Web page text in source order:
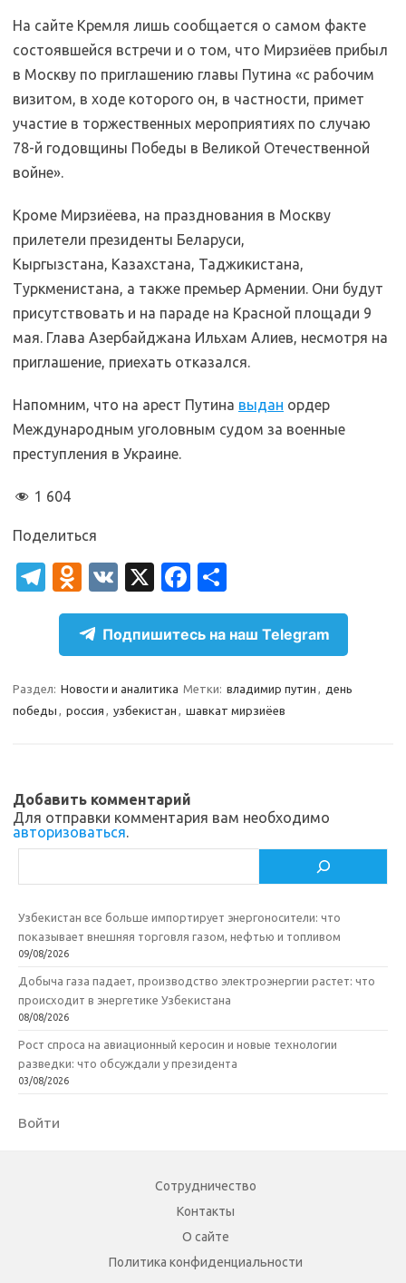
На сайте Кремля лишь сообщается о самом факте
состоявшейся встречи и о том, что Мирзиёев прибыл
в Москву по приглашению главы Путина «с рабочим
визитом, в ходе которого он, в частности, примет
участие в торжественных мероприятиях по случаю
78-й годовщины Победы в Великой Отечественной
войне».
Кроме Мирзиёева, на празднования в Москву
прилетели президенты Беларуси,
Кыргызстана, Казахстана, Таджикистана,
Туркменистана, а также премьер Армении. Они будут
присутствовать и на параде на Красной площади 9
мая. Глава Азербайджана Ильхам Алиев, несмотря на
приглашение, приехать отказался.
Напомним, что на арест Путина выдан ордер
Международным уголовным судом за военные
преступления в Украине.
1 604
Поделиться
T
el
gr
a
m
O
d
n
o
kl
as
i
V
K
X
Fa
c
e
b
o
o
т
п
р
а
в
ь
Подпишитесь на наш Telegram
Раздел: Новости и аналитика Метки: владимир путин , день
победы , россия , узбекистан , шавкат мирзиёев
Добавить комментарий
Для отправки комментария вам необходимо
авторизоваться.
Узбекистан все больше импортирует энергоносители: что
показывает внешняя торговля газом, нефтью и топливом
09/08/2026
Добыча газа падает, производство электроэнергии растет: что
происходит в энергетике Узбекистана
08/08/2026
Рост спроса на авиационный керосин и новые технологии
разведки: что обсуждали у президента
03/08/2026
Войти
Сотрудничество
Контакты
О сайте
Политика конфиденциальности